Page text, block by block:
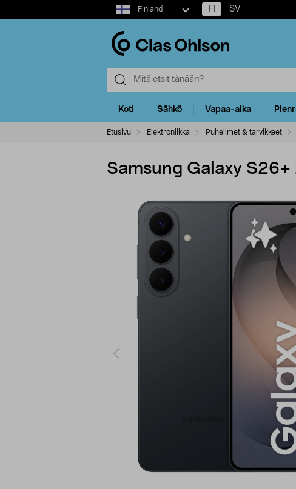
Select
market
Finland FI SV
Koti Sähkö Vapaa-aika
Etusivu Elektroniikka Puhelimet & tarvikkeet
Samsung Galaxy